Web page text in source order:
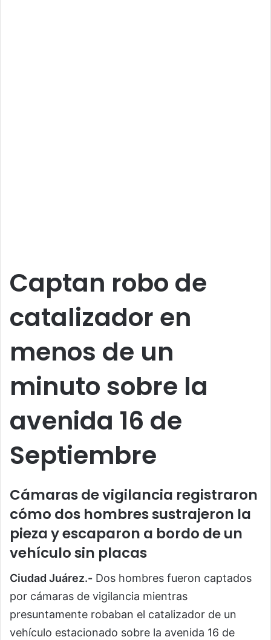
Captan robo de
catalizador en
menos de un
minuto sobre la
avenida 16 de
Septiembre
Cámaras de vigilancia registraron
cómo dos hombres sustrajeron la
pieza y escaparon a bordo de un
vehículo sin placas
Ciudad Juárez.- Dos hombres fueron captados
por cámaras de vigilancia mientras
presuntamente robaban el catalizador de un
vehículo estacionado sobre la avenida 16 de